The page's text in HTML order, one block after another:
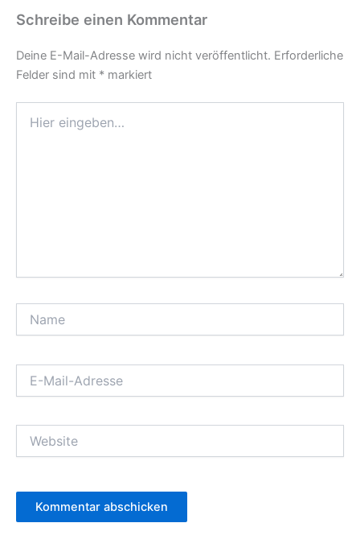
Schreibe einen Kommentar
Deine E-Mail-Adresse wird nicht veröffentlicht. Erforderliche
Felder sind mit * markiert
eingeben…
Mail-